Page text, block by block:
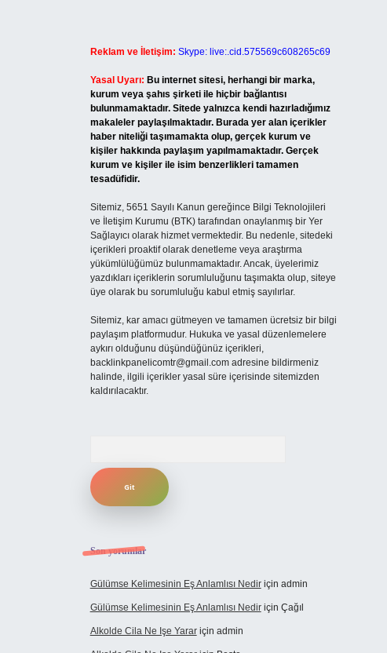
Reklam ve İletişim: Skype: live:.cid.575569c608265c69
Yasal Uyarı: Bu internet sitesi, herhangi bir marka,
kurum veya şahıs şirketi ile hiçbir bağlantısı
bulunmamaktadır. Sitede yalnızca kendi hazırladığımız
makaleler paylaşılmaktadır. Burada yer alan içerikler
haber niteliği taşımamakta olup, gerçek kurum ve
kişiler hakkında paylaşım yapılmamaktadır. Gerçek
kurum ve kişiler ile isim benzerlikleri tamamen
tesadüfidir.
Sitemiz, 5651 Sayılı Kanun gereğince Bilgi Teknolojileri
ve İletişim Kurumu (BTK) tarafından onaylanmış bir Yer
Sağlayıcı olarak hizmet vermektedir. Bu nedenle, sitedeki
içerikleri proaktif olarak denetleme veya araştırma
yükümlülüğümüz bulunmamaktadır. Ancak, üyelerimiz
yazdıkları içeriklerin sorumluluğunu taşımakta olup, siteye
üye olarak bu sorumluluğu kabul etmiş sayılırlar.
Sitemiz, kar amacı gütmeyen ve tamamen ücretsiz bir bilgi
paylaşım platformudur. Hukuka ve yasal düzenlemelere
aykırı olduğunu düşündüğünüz içerikleri,
backlinkpanelicomtr@gmail.comadresine bildirmeniz
halinde, ilgili içerikler yasal süre içerisinde sitemizden
kaldırılacaktır.
Son yorumlar
Gülümse Kelimesinin Eş Anlamlısı Nediriçin admin
Gülümse Kelimesinin Eş Anlamlısı Nediriçin Çağıl
Alkolde Cila Ne Işe Yarariçin admin